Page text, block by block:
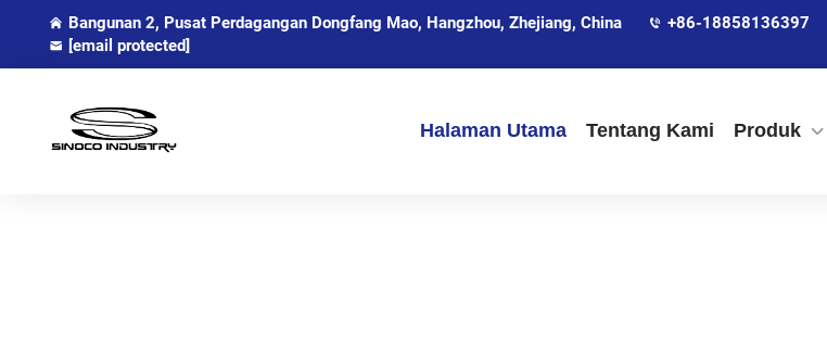
Bangunan 2, Pusat Perdagangan Dongfang Mao, Hangzhou, Zhejiang, China
+86-18858136397
[email protected]
Halaman Utama Tentang Kami Produk